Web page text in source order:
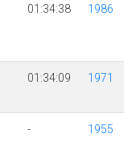
01:34:38 1986
01:34:09 1971
- 1955